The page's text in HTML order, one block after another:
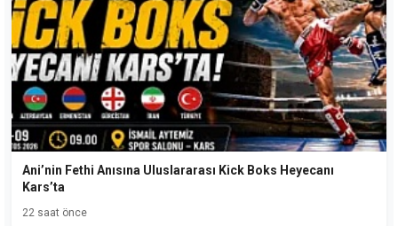
Ani’nin Fethi Anısına Uluslararası Kick Boks Heyecanı
Kars’ta
22 saat önce